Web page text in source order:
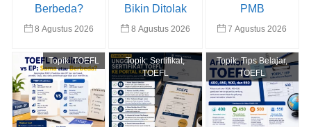
Berbeda?
8 Agustus 2026
Bikin Ditolak
8 Agustus 2026
PMB
7 Agustus 2026
Topik:TOEFL Topik:Sertifikat,
TOEFL
Topik:Tips Belajar,
TOEFL